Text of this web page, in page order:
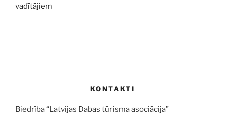
vadītājiem
KONTAKTI
Biedrība “Latvijas Dabas tūrisma asociācija”